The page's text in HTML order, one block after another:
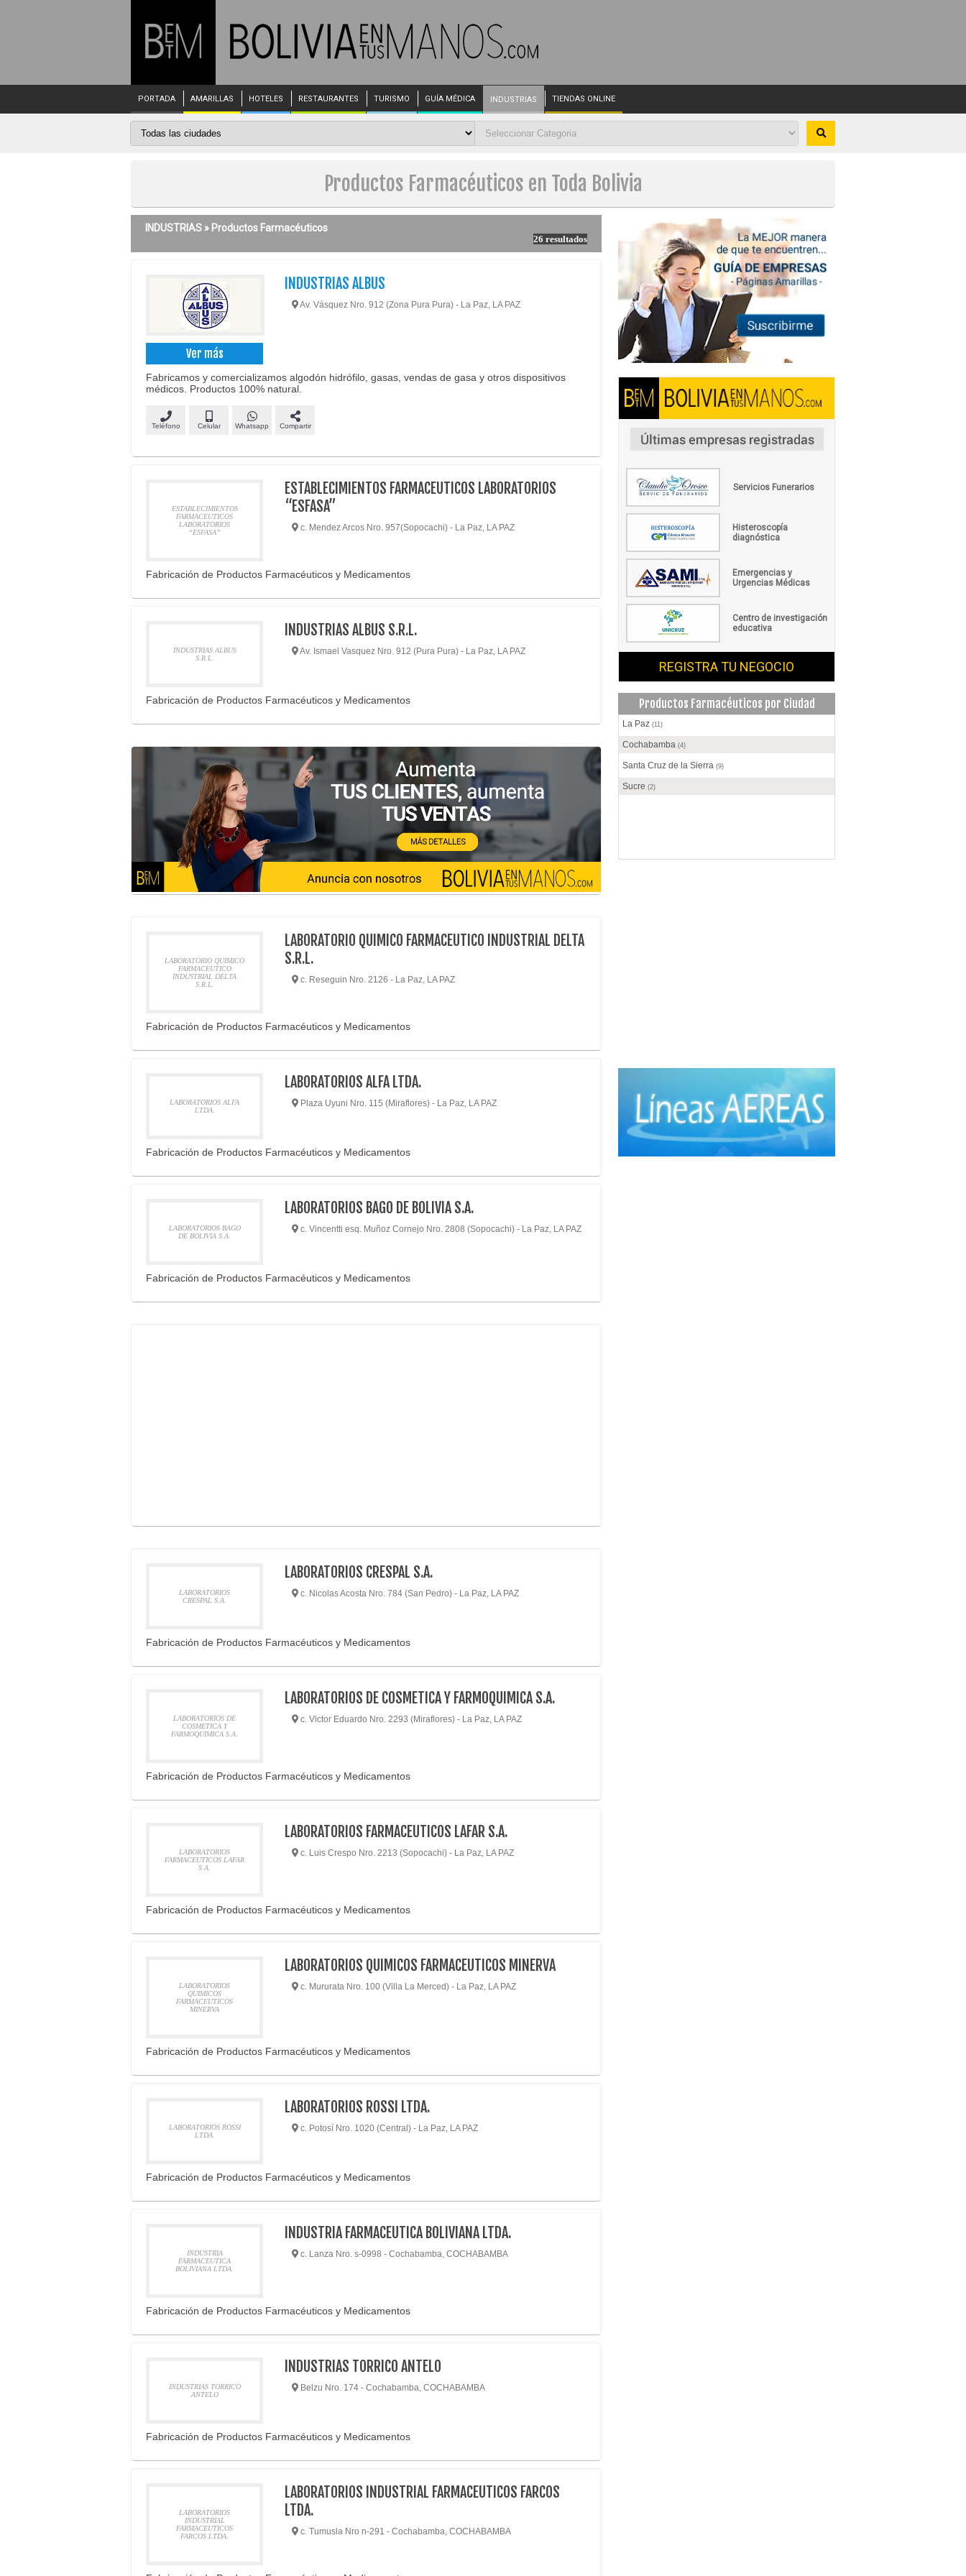
PORTADA AMARILLAS HOTELES RESTAURANTES TURISMO GUÍA MÉDICA INDUSTRIAS TIENDAS ONLINE
Productos Farmacéuticos en Toda Bolivia
INDUSTRIAS » Productos Farmacéuticos
26 resultados
Ver más
INDUSTRIAS ALBUS
Av. Vásquez Nro. 912 (Zona Pura Pura) - La Paz, LA PAZ
Fabricamos y comercializamos algodón hidrófilo, gasas, vendas de gasa y otros dispositivos
médicos. Productos 100% natural.
Teléfono Celular Whatsapp Compartir
ESTABLECIMIENTOS
FARMACEUTICOS
LABORATORIOS
“ESFASA”
ESTABLECIMIENTOS FARMACEUTICOS LABORATORIOS
“ESFASA”
c. Mendez Arcos Nro. 957(Sopocachi) - La Paz, LA PAZ
Fabricación de Productos Farmacéuticos y Medicamentos
INDUSTRIAS ALBUS
S.R.L.
INDUSTRIAS ALBUS S.R.L.
Av. Ismael Vasquez Nro. 912 (Pura Pura) - La Paz, LA PAZ
Fabricación de Productos Farmacéuticos y Medicamentos
LABORATORIO QUIMICO
FARMACEUTICO
INDUSTRIAL DELTA
S.R.L.
LABORATORIO QUIMICO FARMACEUTICO INDUSTRIAL DELTA
S.R.L.
c. Reseguin Nro. 2126 - La Paz, LA PAZ
Fabricación de Productos Farmacéuticos y Medicamentos
LABORATORIOS ALFA
LTDA.
LABORATORIOS ALFA LTDA.
Plaza Uyuni Nro. 115 (Miraflores) - La Paz, LA PAZ
Fabricación de Productos Farmacéuticos y Medicamentos
LABORATORIOS BAGO
DE BOLIVIA S.A.
LABORATORIOS BAGO DE BOLIVIA S.A.
c. Vincentti esq. Muñoz Cornejo Nro. 2808 (Sopocachi) - La Paz, LA PAZ
Fabricación de Productos Farmacéuticos y Medicamentos
LABORATORIOS
CRESPAL S.A.
LABORATORIOS CRESPAL S.A.
c. Nicolas Acosta Nro. 784 (San Pedro) - La Paz, LA PAZ
Fabricación de Productos Farmacéuticos y Medicamentos
LABORATORIOS DE
COSMETICA Y
FARMOQUIMICA S.A.
LABORATORIOS DE COSMETICA Y FARMOQUIMICA S.A.
c. Victor Eduardo Nro. 2293 (Miraflores) - La Paz, LA PAZ
Fabricación de Productos Farmacéuticos y Medicamentos
LABORATORIOS
FARMACEUTICOS LAFAR
S.A.
LABORATORIOS FARMACEUTICOS LAFAR S.A.
c. Luis Crespo Nro. 2213 (Sopocachi) - La Paz, LA PAZ
Fabricación de Productos Farmacéuticos y Medicamentos
LABORATORIOS
QUIMICOS
FARMACEUTICOS
MINERVA
LABORATORIOS QUIMICOS FARMACEUTICOS MINERVA
c. Mururata Nro. 100 (Villa La Merced) - La Paz, LA PAZ
Fabricación de Productos Farmacéuticos y Medicamentos
LABORATORIOS ROSSI
LTDA.
LABORATORIOS ROSSI LTDA.
c. Potosí Nro. 1020 (Central) - La Paz, LA PAZ
Fabricación de Productos Farmacéuticos y Medicamentos
INDUSTRIA
FARMACEUTICA
BOLIVIANA LTDA.
INDUSTRIA FARMACEUTICA BOLIVIANA LTDA.
c. Lanza Nro. s-0998 - Cochabamba, COCHABAMBA
Fabricación de Productos Farmacéuticos y Medicamentos
INDUSTRIAS TORRICO
ANTELO
INDUSTRIAS TORRICO ANTELO
Belzu Nro. 174 - Cochabamba, COCHABAMBA
Fabricación de Productos Farmacéuticos y Medicamentos
LABORATORIOS
INDUSTRIAL
FARMACEUTICOS
FARCOS LTDA.
LABORATORIOS INDUSTRIAL FARMACEUTICOS FARCOS
LTDA.
c. Tumusla Nro n-291 - Cochabamba, COCHABAMBA
Servicios Funerarios
Histeroscopía
diagnóstica
Emergencias y
Urgencias Médicas
Centro de investigación
educativa
REGISTRA TU NEGOCIO
Productos Farmacéuticos por Ciudad
La Paz (11)
Cochabamba (4)
Santa Cruz de la Sierra (9)
Sucre (2)